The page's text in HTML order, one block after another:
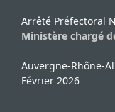
Arrêté Préfectoral
Ministère chargé
Auvergne-Rhône-
Février 2026